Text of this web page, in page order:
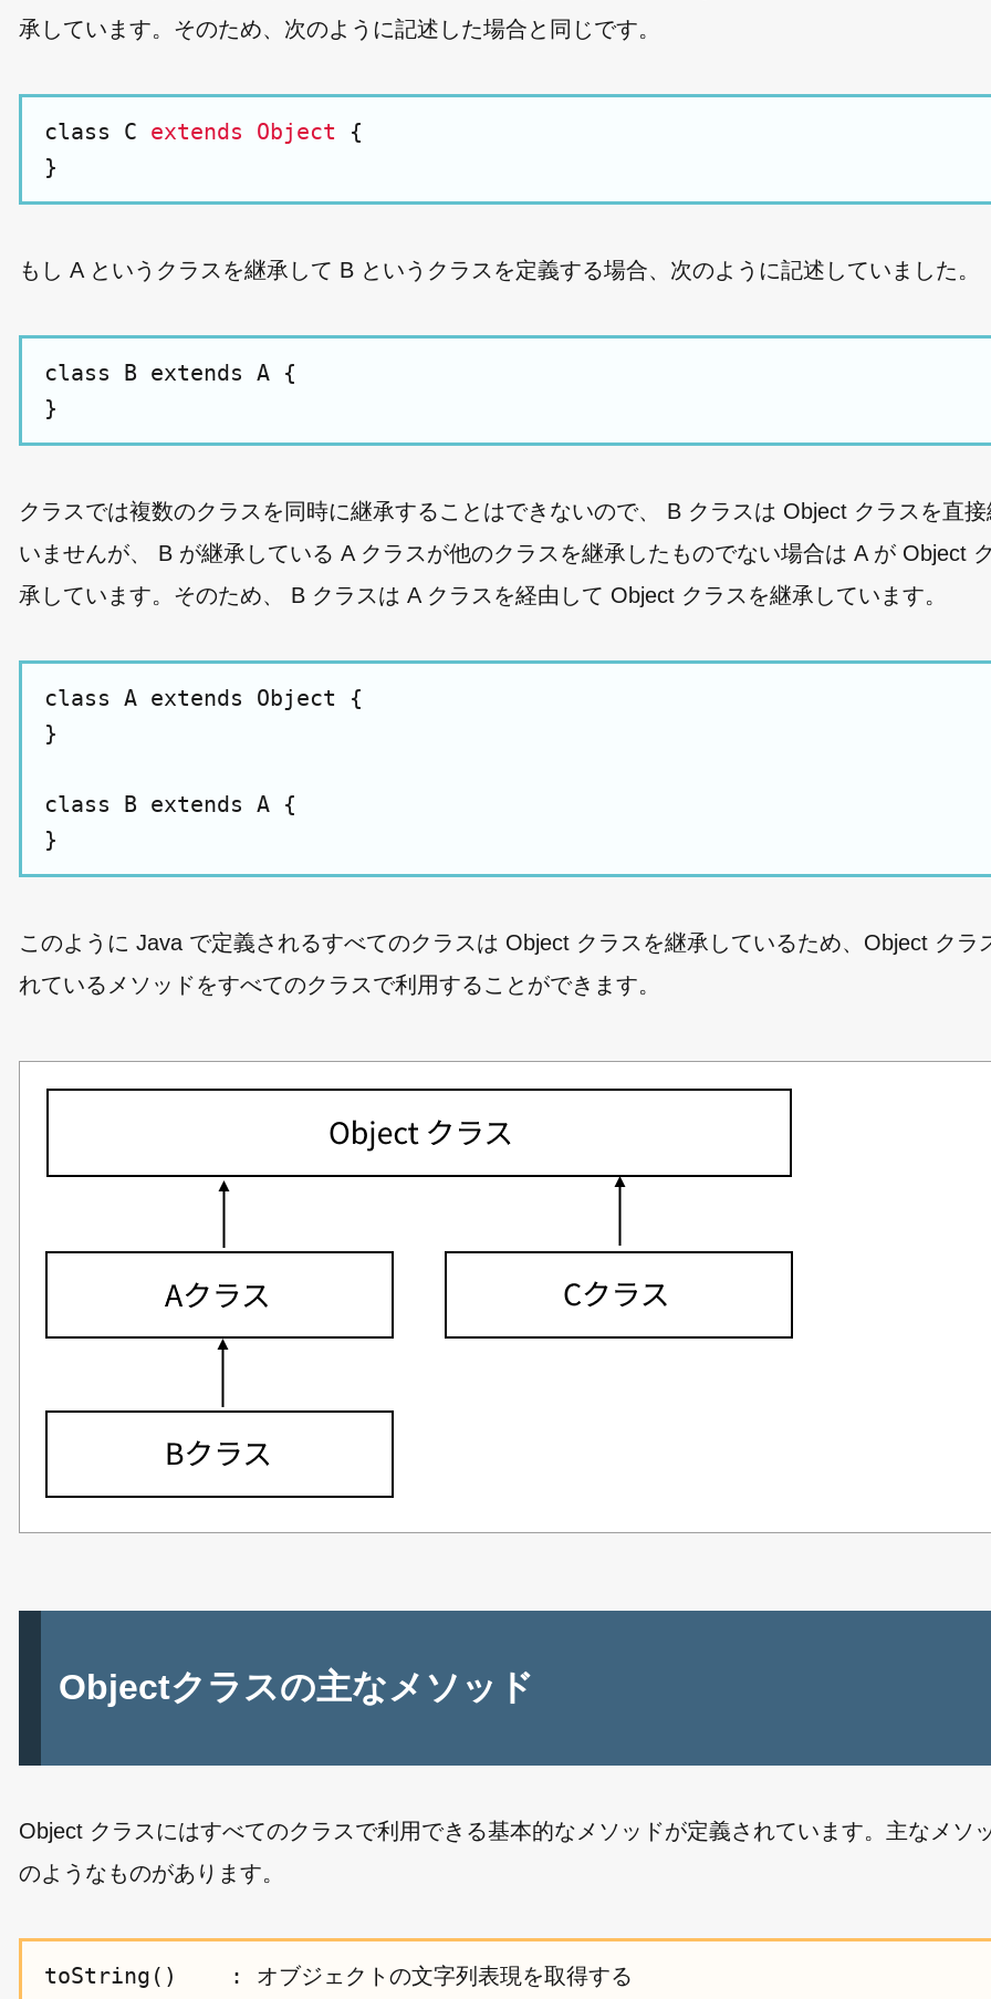
承しています。そのため、次のように記述した場合と同じです。
class C extends Object {
もし A というクラスを継承して B というクラスを定義する場合、次のように記述していました。
class B extends A {
クラスでは複数のクラスを同時に継承することはできないので、 B クラスは Object クラスを直接
いませんが、 B が継承している A クラスが他のクラスを継承したものでない場合は A が Object
承しています。そのため、 B クラスは A クラスを経由して Object クラスを継承しています。
class A extends Object {
}
class B extends A {
このように Java で定義されるすべてのクラスは Object クラスを継承しているため、Object クラ
れているメソッドをすべてのクラスで利用することができます。
Objectクラスの主なメソッド
Object クラスにはすべてのクラスで利用できる基本的なメソッドが定義されています。主なメソ
のようなものがあります。
toString()    : オブジェクトの文字列表現を取得する